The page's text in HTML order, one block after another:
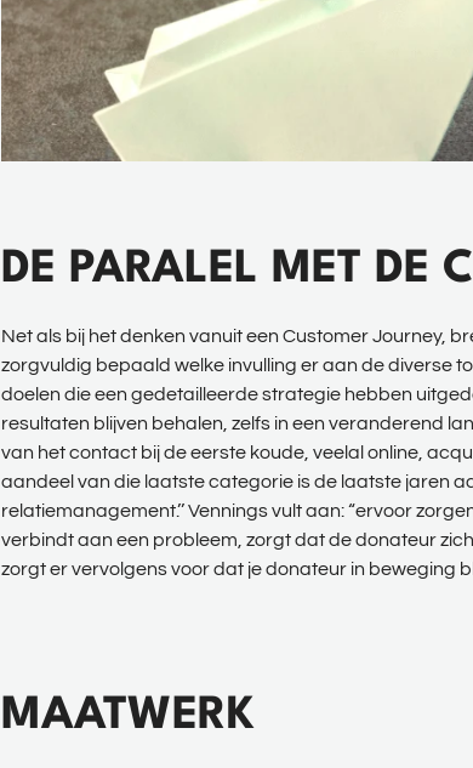
DE PARALEL MET DE
Net als bij het denken vanuit een Customer Journey,
zorgvuldig bepaald welke invulling er aan de diverse
doelen die een gedetailleerde strategie hebben
resultaten blijven behalen, zelfs in een veranderend
van het contact bij de eerste koude, veelal online,
aandeel van die laatste categorie is de laatste jaren
relatiemanagement.’’ Vennings vult aan: “ervoor
verbindt aan een probleem, zorgt dat de donateur
zorgt er vervolgens voor dat je donateur in beweging
MAATWERK